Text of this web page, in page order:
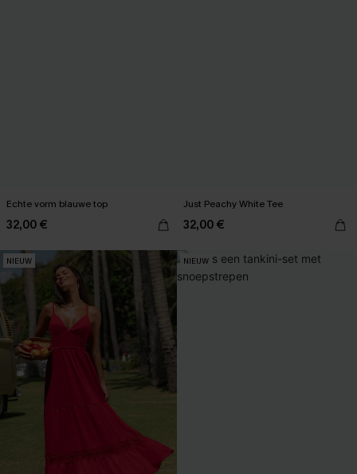
Echte vorm blauwe top
32,00 €
Just Peachy White Tee
32,00 €
NIEUW NIEUW